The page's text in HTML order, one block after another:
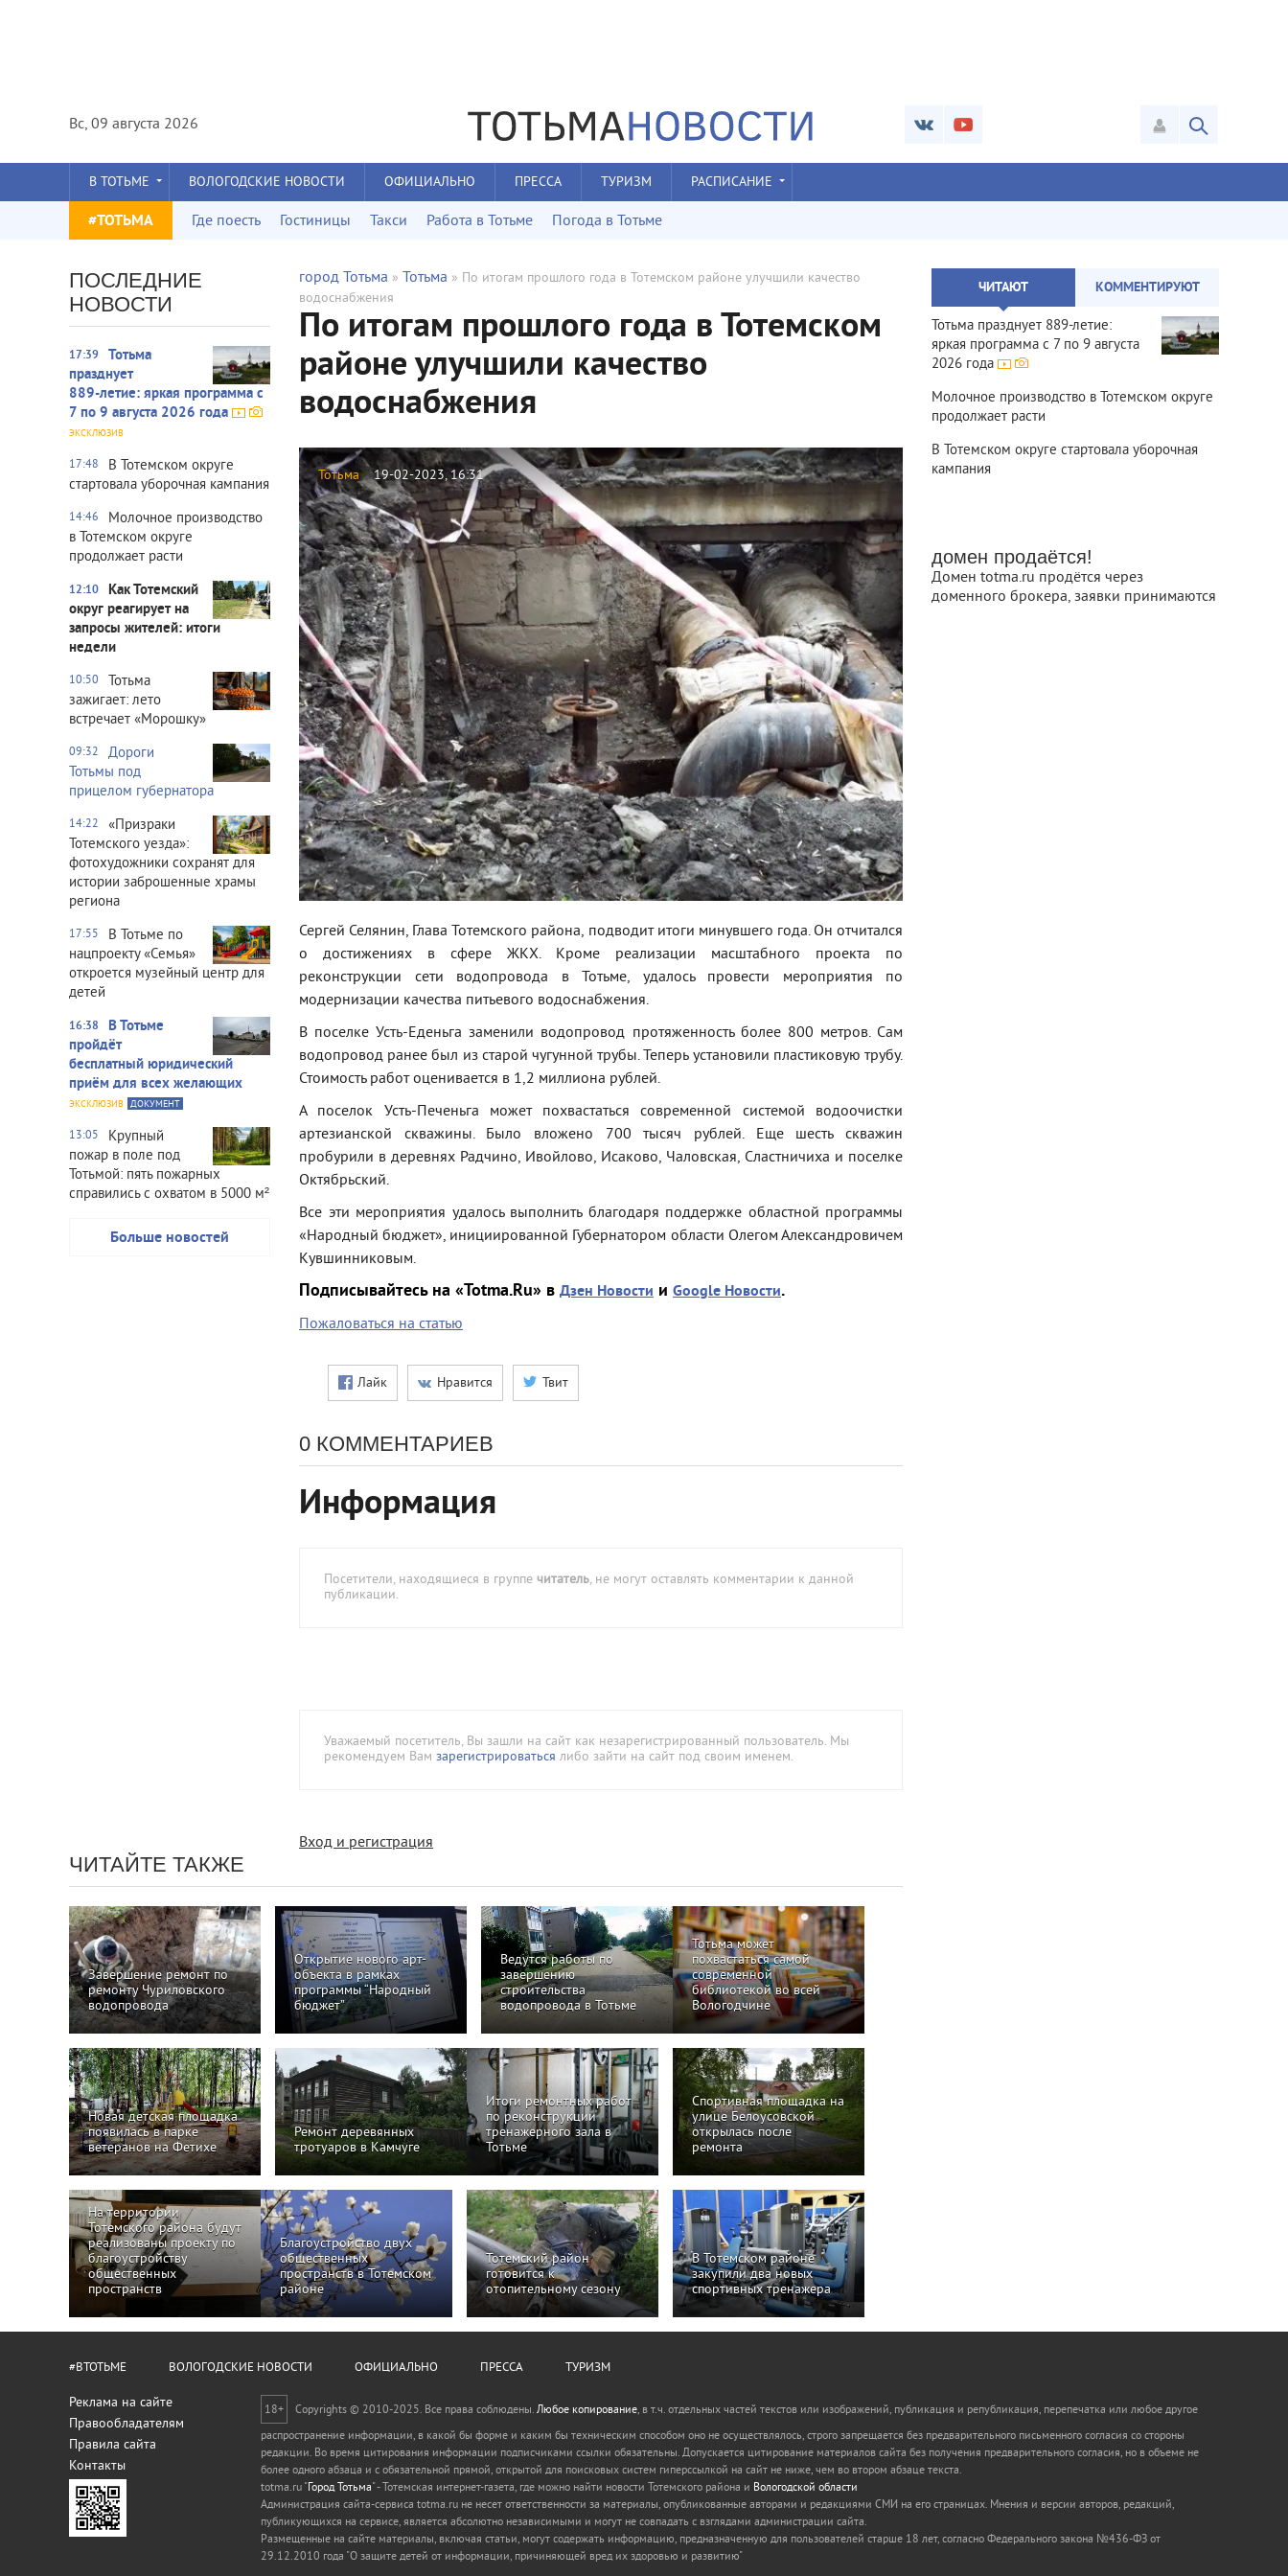
Вс, 09 августа 2026
В ТОТЬМЕ ВОЛОГОДСКИЕ НОВОСТИ ОФИЦИАЛЬНО ПРЕССА ТУРИЗМ РАСПИСАНИЕ
#ТОТЬМА Где поесть Гостиницы Такси Работа в Тотьме Погода в Тотьме
ПОСЛЕДНИЕ
НОВОСТИ
17:39
Тотьма
празднует
889‑летие: яркая программа с
7 по 9 августа 2026 года
ЭКСКЛЮЗИВ
17:48
В Тотемском округе
стартовала уборочная кампания
14:46
Молочное производство
в Тотемском округе
продолжает расти
12:10
Как Тотемский
округ реагирует на
запросы жителей: итоги
недели
10:50
Тотьма
зажигает: лето
встречает «Морошку»
09:32
Дороги
Тотьмы под
прицелом губернатора
14:22
«Призраки
Тотемского уезда»:
фотохудожники сохранят для
истории заброшенные храмы
региона
17:55
В Тотьме по
нацпроекту «Семья»
откроется музейный центр для
детей
16:38
В Тотьме
пройдёт
бесплатный юридический
приём для всех желающих
ЭКСКЛЮЗИВ ДОКУМЕНТ
13:05
Крупный
пожар в поле под
Тотьмой: пять пожарных
справились с охватом в 5000 м²
Больше новостей
город Тотьма » Тотьма » По итогам прошлого года в Тотемском районе улучшили качество
водоснабжения
По итогам прошлого года в Тотемском
районе улучшили качество
водоснабжения
Тотьма 19-02-2023, 16:31
Сергей Селянин, Глава Тотемского района, подводит итоги минувшего года. Он отчитался
о достижениях в сфере ЖКХ. Кроме реализации масштабного проекта по
реконструкции сети водопровода в Тотьме, удалось провести мероприятия по
модернизации качества питьевого водоснабжения.
В поселке Усть-Еденьга заменили водопровод протяженность более 800 метров. Сам
водопровод ранее был из старой чугунной трубы. Теперь установили пластиковую трубу.
Стоимость работ оценивается в 1,2 миллиона рублей.
А поселок Усть-Печеньга может похвастаться современной системой водоочистки
артезианской скважины. Было вложено 700 тысяч рублей. Еще шесть скважин
пробурили в деревнях Радчино, Ивойлово, Исаково, Чаловская, Сластничиха и поселке
Октябрьский.
Все эти мероприятия удалось выполнить благодаря поддержке областной программы
«Народный бюджет», инициированной Губернатором области Олегом Александровичем
Кувшинниковым.
Подписывайтесь на «Totma.Ru» в Дзен Новости и Google Новости.
Пожаловаться на статью
Лайк Нравится Твит
0 КОММЕНТАРИЕВ
Информация
Посетители, находящиеся в группе читатель, не могут оставлять комментарии к данной
публикации.
Уважаемый посетитель, Вы зашли на сайт как незарегистрированный пользователь. Мы
рекомендуем Вам зарегистрироваться либо зайти на сайт под своим именем.
Вход и регистрация
ЧИТАЙТЕ ТАКЖЕ
Завершение ремонт по
ремонту Чуриловского
водопровода
Открытие нового арт-
объекта в рамках
программы “Народный
бюджет”
Ведутся работы по
завершению
строительства
водопровода в Тотьме
Тотьма может
похвастаться самой
современной
библиотекой во всей
Вологодчине
Новая детская площадка
появилась в парке
ветеранов на Фетихе
Ремонт деревянных
тротуаров в Камчуге
Итоги ремонтных работ
по реконструкции
тренажерного зала в
Тотьме
Спортивная площадка на
улице Белоусовской
открылась после
ремонта
На территории
Тотемского района будут
реализованы проекту по
благоустройству
общественных
пространств
Благоустройство двух
общественных
пространств в Тотемском
районе
Тотемский район
готовится к
отопительному сезону
В Тотемском районе
закупили два новых
спортивных тренажера
ЧИТАЮТ КОММЕНТИРУЮТ
Тотьма празднует 889‑летие:
яркая программа с 7 по 9 августа
2026 года
Молочное производство в Тотемском округе
продолжает расти
В Тотемском округе стартовала уборочная
кампания
домен продаётся!
Домен totma.ru продётся через
доменного брокера, заявки принимаются
#ВТОТЬМЕ ВОЛОГОДСКИЕ НОВОСТИ ОФИЦИАЛЬНО ПРЕССА ТУРИЗМ
Реклама на сайте
Правообладателям
Правила сайта
Контакты
18+ Copyrights © 2010-2025. Все права соблюдены. Любое копирование, в т.ч. отдельных частей текстов или изображений, публикация и републикация, перепечатка или любое другое
распространение информации, в какой бы форме и каким бы техническим способом оно не осуществлялось, строго запрещается без предварительного письменного согласия со стороны
редакции. Во время цитирования информации подписчиками ссылки обязательны. Допускается цитирование материалов сайта без получения предварительного согласия, но в объеме не
более одного абзаца и с обязательной прямой, открытой для поисковых систем гиперссылкой на сайт не ниже, чем во втором абзаце текста.
totma.ru "Город Тотьма" - Тотемская интернет-газета, где можно найти новости Тотемского района и Вологодской области
Администрация сайта-сервиса totma.ru не несет ответственности за материалы, опубликованные авторами и редакциями СМИ на его страницах. Мнения и версии авторов, редакций,
публикующихся на сервисе, является абсолютно независимыми и могут не совпадать с взглядами администрации сайта.
Размещенные на сайте материалы, включая статьи, могут содержать информацию, предназначенную для пользователей старше 18 лет, согласно Федерального закона №436-ФЗ от
29.12.2010 года "О защите детей от информации, причиняющей вред их здоровью и развитию"